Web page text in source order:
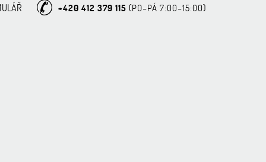
+420 412 379 115